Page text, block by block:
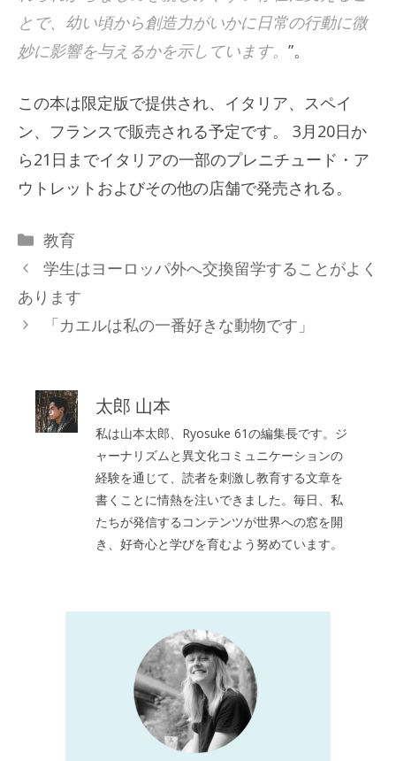
とで、幼い頃から創造力がいかに日常の行動に微
妙に影響を与えるかを示しています。 ”。
この本は限定版で提供され、イタリア、スペイ
ン、フランスで販売される予定です。 3月20日か
ら21日までイタリアの一部のプレニチュード・ア
ウトレットおよびその他の店舗で発売される。
カ
テ
ゴ
リ
ー
教育
学生はヨーロッパ外へ交換留学することがよく
あります
「カエルは私の一番好きな動物です」
太郎 山本
私は山本太郎、Ryosuke 61の編集長です。ジ
ャーナリズムと異文化コミュニケーションの
経験を通じて、読者を刺激し教育する文章を
書くことに情熱を注いできました。毎日、私
たちが発信するコンテンツが世界への窓を開
き、好奇心と学びを育むよう努めています。